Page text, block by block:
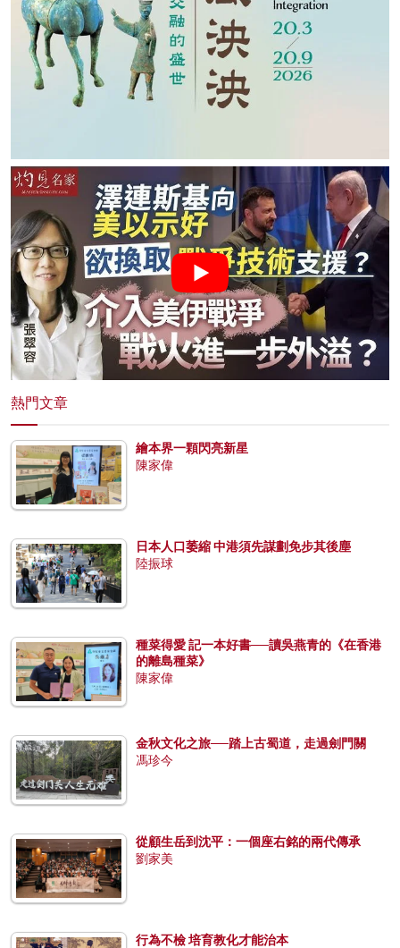
熱門文章
繪本界一顆閃亮新星
陳家偉
日本人口萎縮 中港須先謀劃免步其後塵
陸振球
種菜得愛 記一本好書──讀吳燕青的《在香港
的離島種菜》
陳家偉
金秋文化之旅──踏上古蜀道，走過劍門關
馮珍今
從顧生岳到沈平：一個座右銘的兩代傳承
劉家美
行為不檢 培育教化才能治本